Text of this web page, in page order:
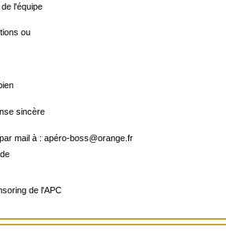
l'équipe
ou
sincère
mail à : apéro-boss@orange.fr
de l'APC